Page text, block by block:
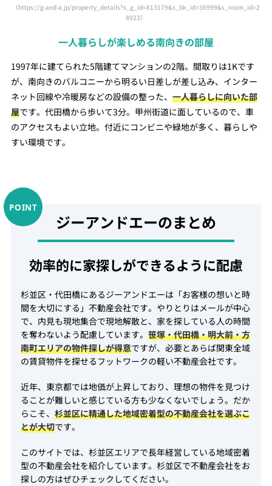
（https://g-and-a.jp/property_details?s_g_id=813179&s_bk_id=36999&s_room_id=2
8923）
一人暮らしが楽しめる南向きの部屋
1997年に建てられた5階建てマンションの2階。間取りは1Kです
が、南向きのバルコニーから明るい日差しが差し込み、インター
ネット回線や冷暖房などの設備の整った、 一人暮らしに向いた部
屋です。代田橋から歩いて3分。甲州街道に面しているので、車
のアクセスもよい立地。付近にコンビニや緑地が多く、暮らしや
すい環境です。
ジーアンドエーのまとめ
効率的に家探しができるように配慮
杉並区・代田橋にあるジーアンドエーは「お客様の想いと時
間を大切にする」不動産会社です。やりとりはメールが中心
で、内見も現地集合で現地解散と、家を探している人の時間
を奪わないよう配慮しています。笹塚・代田橋・明大前・方
南町エリアの物件探しが得意ですが、必要とあらば関東全域
の賃貸物件を探せるフットワークの軽い不動産会社です。
近年、東京都では地価が上昇しており、理想の物件を見つけ
ることが難しいと感じている方も少なくないでしょう。だか
らこそ、杉並区に精通した地域密着型の不動産会社を選ぶこ
とが大切です。
このサイトでは、杉並区エリアで長年経営している地域密着
型の不動産会社を紹介しています。杉並区で不動産会社をお
探しの方はぜひチェックしてください。